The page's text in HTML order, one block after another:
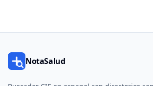
NotaSalud